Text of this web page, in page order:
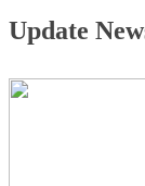
Update